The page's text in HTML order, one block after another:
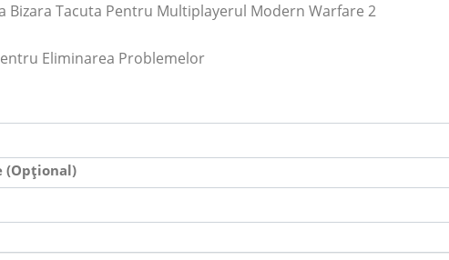
Bizara Tacuta Pentru Multiplayerul Modern Warfare 2
Eliminarea Problemelor
(Opțional)